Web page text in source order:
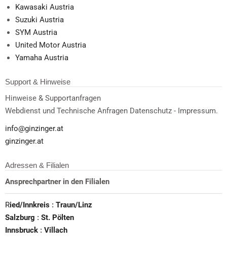
Kawasaki Austria
Suzuki Austria
SYM Austria
United Motor Austria
Yamaha Austria
Support & Hinweise
Hinweise & Supportanfragen
Webdienst und Technische Anfragen Datenschutz - Impressum.
info@ginzinger.at
ginzinger.at
Adressen & Filialen
Ansprechpartner in den Filialen
Ried/Innkreis : Traun/Linz
Salzburg : St. Pölten
Innsbruck : Villach